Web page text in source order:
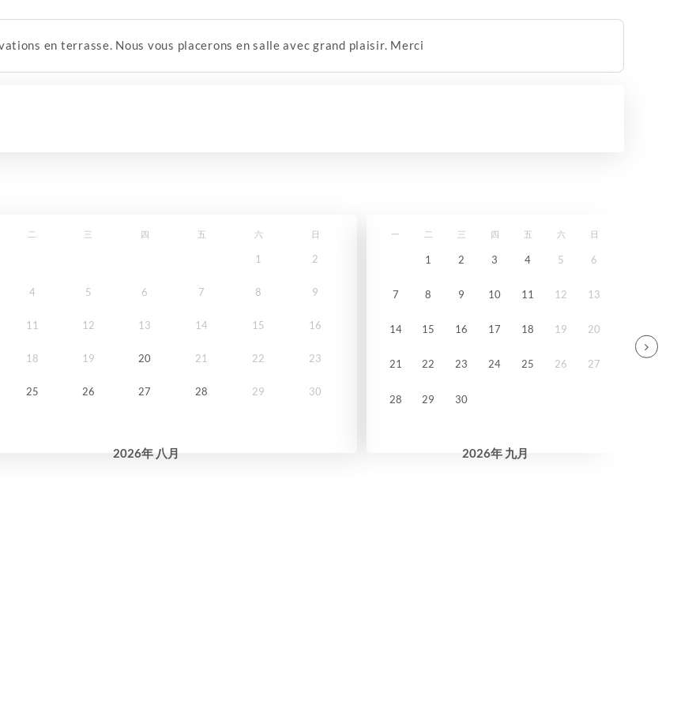
en terrasse. Nous vous placerons en salle avec grand plaisir. Merci
2026年 八月
二 三 四 五 六 日
1 2
4 5 6 7 8 9
11 12 13 14 15 16
18 19 20 21 22 23
25 26 27 28 29 30
2026年 九月
一 二 三 四 五 六 日
1 2 3 4 5 6
7 8 9 10 11 12 13
14 15 16 17 18 19 20
21 22 23 24 25 26 27
28 29 30